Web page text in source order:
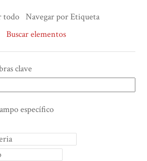
todo Navegar por Etiqueta
Buscar elementos
clave
específico